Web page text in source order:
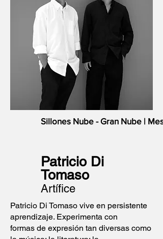
Sillones Nube - Gran Nube |
Patricio Di
Tomaso
Artífice
Patricio Di Tomaso vive en persistente
aprendizaje. Experimenta con
formas de expresión tan diversas como